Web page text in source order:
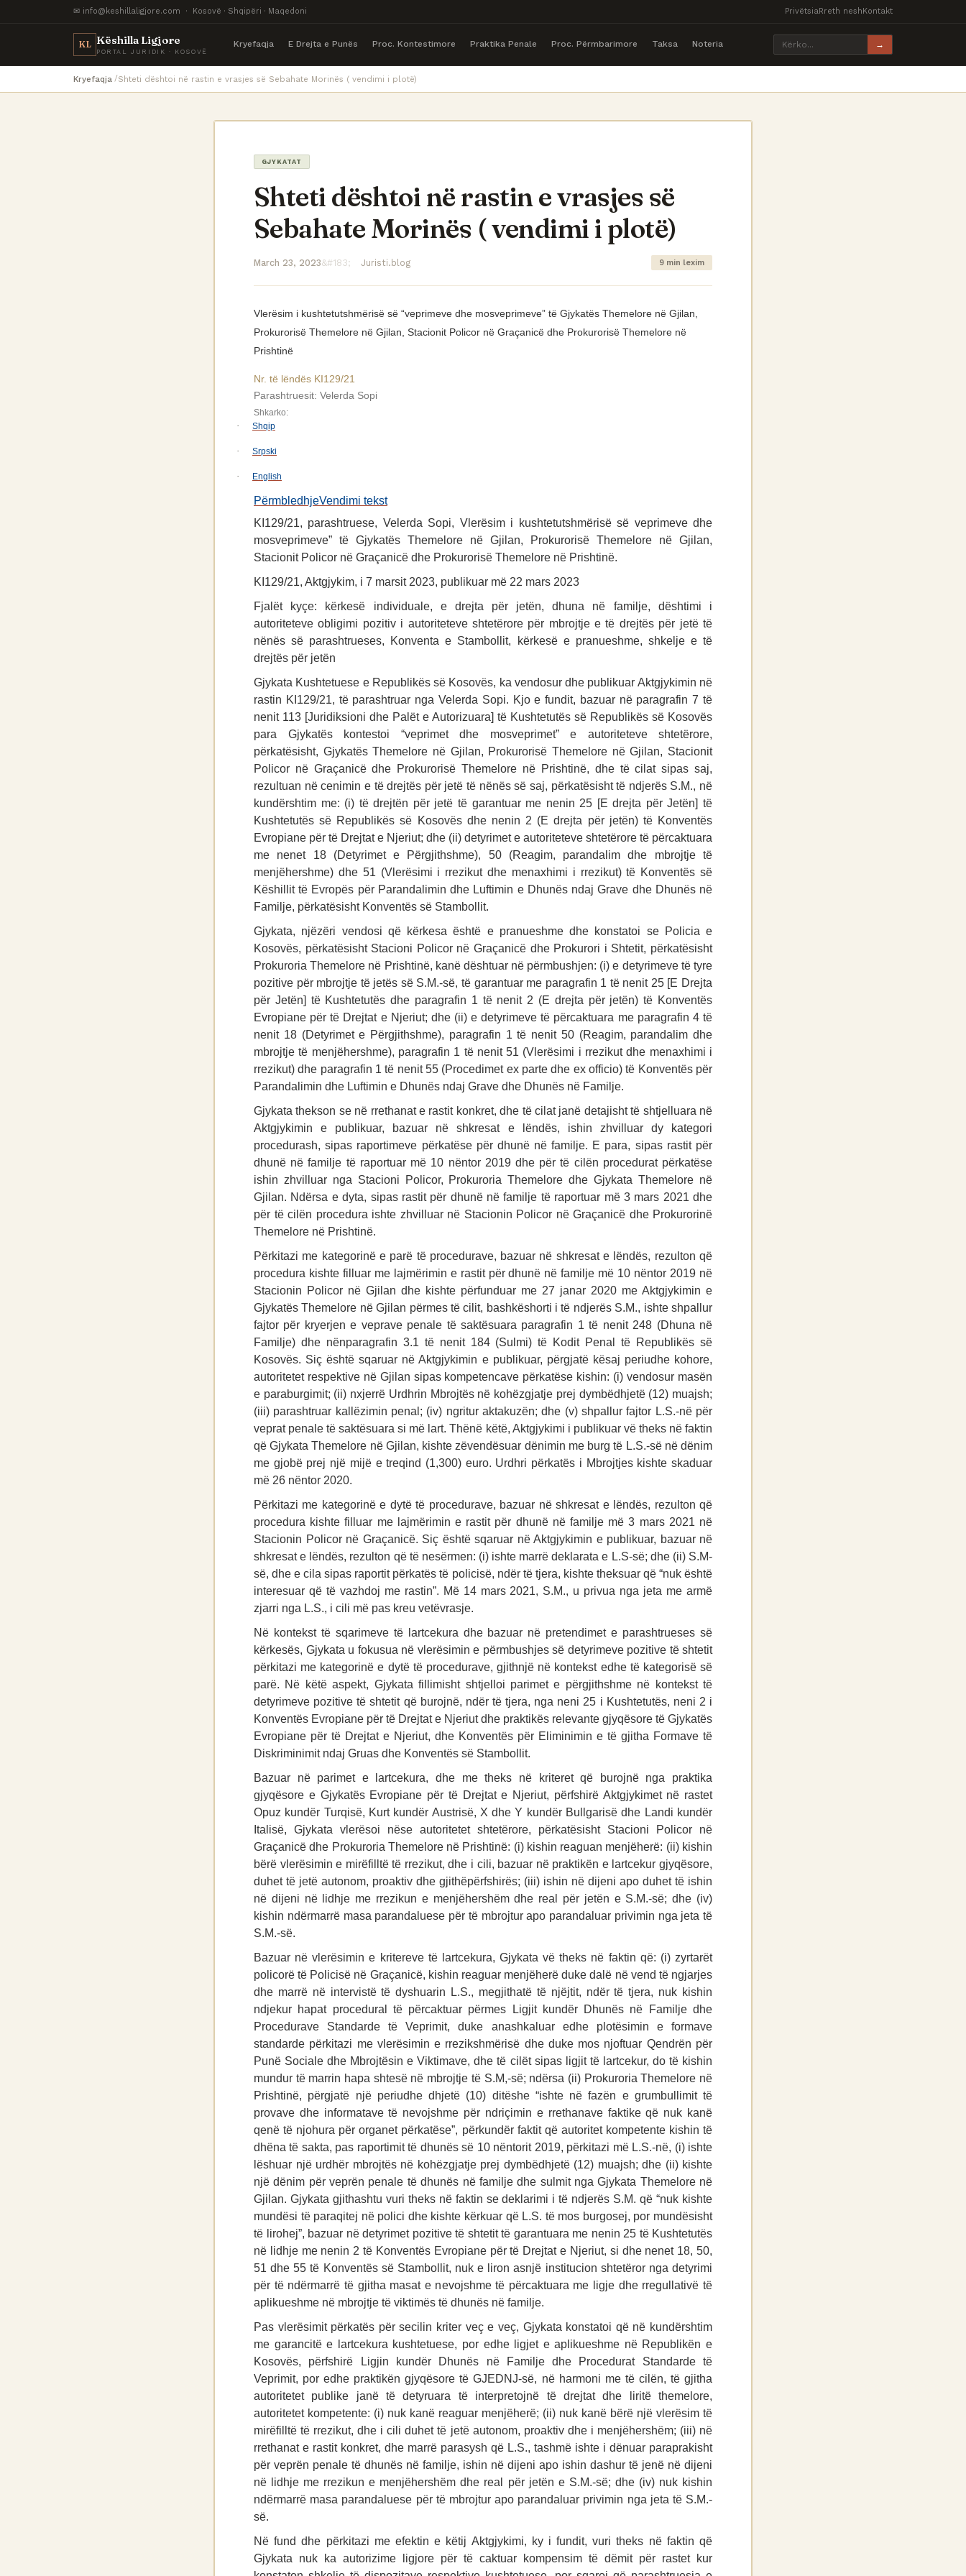
✉ info@keshillaligjore.com · Kosovë · Shqipëri · Maqedoni PrivëtsiaRreth neshKontakt
KL Këshilla Ligjore
PORTAL JURIDIK · KOSOVË
Kryefaqja E Drejta e Punës Proc. Kontestimore Praktika Penale Proc. Përmbarimore Taksa Noteria →
Kryefaqja Shteti dështoi në rastin e vrasjes së Sebahate Morinës ( vendimi i plotë)
GJYKATAT
Shteti dështoi në rastin e vrasjes së
Sebahate Morinës ( vendimi i plotë)
March 23, 2023 Juristi.blog 9 min lexim
Vlerësim i kushtetutshmërisë së “veprimeve dhe mosveprimeve” të Gjykatës Themelore në Gjilan,
Prokurorisë Themelore në Gjilan, Stacionit Policor në Graçanicë dhe Prokurorisë Themelore në
Prishtinë
Nr. të lëndës KI129/21
Parashtruesit: Velerda Sopi
Shkarko:
· Shqip
· Srpski
· English
PërmbledhjeVendimi tekst
KI129/21, parashtruese, Velerda Sopi, Vlerësim i kushtetutshmërisë së veprimeve dhe
mosveprimeve” të Gjykatës Themelore në Gjilan, Prokurorisë Themelore në Gjilan,
Stacionit Policor në Graçanicë dhe Prokurorisë Themelore në Prishtinë.
KI129/21, Aktgjykim, i 7 marsit 2023, publikuar më 22 mars 2023
Fjalët kyçe: kërkesë individuale, e drejta për jetën, dhuna në familje, dështimi i
autoriteteve obligimi pozitiv i autoriteteve shtetërore për mbrojtje e të drejtës për jetë të
nënës së parashtrueses, Konventa e Stambollit, kërkesë e pranueshme, shkelje e të
drejtës për jetën
Gjykata Kushtetuese e Republikës së Kosovës, ka vendosur dhe publikuar Aktgjykimin në
rastin KI129/21, të parashtruar nga Velerda Sopi. Kjo e fundit, bazuar në paragrafin 7 të
nenit 113 [Juridiksioni dhe Palët e Autorizuara] të Kushtetutës së Republikës së Kosovës
para Gjykatës kontestoi “veprimet dhe mosveprimet” e autoriteteve shtetërore,
përkatësisht, Gjykatës Themelore në Gjilan, Prokurorisë Themelore në Gjilan, Stacionit
Policor në Graçanicë dhe Prokurorisë Themelore në Prishtinë, dhe të cilat sipas saj,
rezultuan në cenimin e të drejtës për jetë të nënës së saj, përkatësisht të ndjerës S.M., në
kundërshtim me: (i) të drejtën për jetë të garantuar me nenin 25 [E drejta për Jetën] të
Kushtetutës së Republikës së Kosovës dhe nenin 2 (E drejta për jetën) të Konventës
Evropiane për të Drejtat e Njeriut; dhe (ii) detyrimet e autoriteteve shtetërore të përcaktuara
me nenet 18 (Detyrimet e Përgjithshme), 50 (Reagim, parandalim dhe mbrojtje të
menjëhershme) dhe 51 (Vlerësimi i rrezikut dhe menaxhimi i rrezikut) të Konventës së
Këshillit të Evropës për Parandalimin dhe Luftimin e Dhunës ndaj Grave dhe Dhunës në
Familje, përkatësisht Konventës së Stambollit.
Gjykata, njëzëri vendosi që kërkesa është e pranueshme dhe konstatoi se Policia e
Kosovës, përkatësisht Stacioni Policor në Graçanicë dhe Prokurori i Shtetit, përkatësisht
Prokuroria Themelore në Prishtinë, kanë dështuar në përmbushjen: (i) e detyrimeve të tyre
pozitive për mbrojtje të jetës së S.M.-së, të garantuar me paragrafin 1 të nenit 25 [E Drejta
për Jetën] të Kushtetutës dhe paragrafin 1 të nenit 2 (E drejta për jetën) të Konventës
Evropiane për të Drejtat e Njeriut; dhe (ii) e detyrimeve të përcaktuara me paragrafin 4 të
nenit 18 (Detyrimet e Përgjithshme), paragrafin 1 të nenit 50 (Reagim, parandalim dhe
mbrojtje të menjëhershme), paragrafin 1 të nenit 51 (Vlerësimi i rrezikut dhe menaxhimi i
rrezikut) dhe paragrafin 1 të nenit 55 (Procedimet ex parte dhe ex officio) të Konventës për
Parandalimin dhe Luftimin e Dhunës ndaj Grave dhe Dhunës në Familje.
Gjykata thekson se në rrethanat e rastit konkret, dhe të cilat janë detajisht të shtjelluara në
Aktgjykimin e publikuar, bazuar në shkresat e lëndës, ishin zhvilluar dy kategori
procedurash, sipas raportimeve përkatëse për dhunë në familje. E para, sipas rastit për
dhunë në familje të raportuar më 10 nëntor 2019 dhe për të cilën procedurat përkatëse
ishin zhvilluar nga Stacioni Policor, Prokuroria Themelore dhe Gjykata Themelore në
Gjilan. Ndërsa e dyta, sipas rastit për dhunë në familje të raportuar më 3 mars 2021 dhe
për të cilën procedura ishte zhvilluar në Stacionin Policor në Graçanicë dhe Prokurorinë
Themelore në Prishtinë.
Përkitazi me kategorinë e parë të procedurave, bazuar në shkresat e lëndës, rezulton që
procedura kishte filluar me lajmërimin e rastit për dhunë në familje më 10 nëntor 2019 në
Stacionin Policor në Gjilan dhe kishte përfunduar me 27 janar 2020 me Aktgjykimin e
Gjykatës Themelore në Gjilan përmes të cilit, bashkëshorti i të ndjerës S.M., ishte shpallur
fajtor për kryerjen e veprave penale të saktësuara paragrafin 1 të nenit 248 (Dhuna në
Familje) dhe nënparagrafin 3.1 të nenit 184 (Sulmi) të Kodit Penal të Republikës së
Kosovës. Siç është sqaruar në Aktgjykimin e publikuar, përgjatë kësaj periudhe kohore,
autoritetet respektive në Gjilan sipas kompetencave përkatëse kishin: (i) vendosur masën
e paraburgimit; (ii) nxjerrë Urdhrin Mbrojtës në kohëzgjatje prej dymbëdhjetë (12) muajsh;
(iii) parashtruar kallëzimin penal; (iv) ngritur aktakuzën; dhe (v) shpallur fajtor L.S.-në për
veprat penale të saktësuara si më lart. Thënë këtë, Aktgjykimi i publikuar vë theks në faktin
që Gjykata Themelore në Gjilan, kishte zëvendësuar dënimin me burg të L.S.-së në dënim
me gjobë prej një mijë e treqind (1,300) euro. Urdhri përkatës i Mbrojtjes kishte skaduar
më 26 nëntor 2020.
Përkitazi me kategorinë e dytë të procedurave, bazuar në shkresat e lëndës, rezulton që
procedura kishte filluar me lajmërimin e rastit për dhunë në familje më 3 mars 2021 në
Stacionin Policor në Graçanicë. Siç është sqaruar në Aktgjykimin e publikuar, bazuar në
shkresat e lëndës, rezulton që të nesërmen: (i) ishte marrë deklarata e L.S-së; dhe (ii) S.M-
së, dhe e cila sipas raportit përkatës të policisë, ndër të tjera, kishte theksuar që “nuk është
interesuar që të vazhdoj me rastin”. Më 14 mars 2021, S.M., u privua nga jeta me armë
zjarri nga L.S., i cili më pas kreu vetëvrasje.
Në kontekst të sqarimeve të lartcekura dhe bazuar në pretendimet e parashtrueses së
kërkesës, Gjykata u fokusua në vlerësimin e përmbushjes së detyrimeve pozitive të shtetit
përkitazi me kategorinë e dytë të procedurave, gjithnjë në kontekst edhe të kategorisë së
parë. Në këtë aspekt, Gjykata fillimisht shtjelloi parimet e përgjithshme në kontekst të
detyrimeve pozitive të shtetit që burojnë, ndër të tjera, nga neni 25 i Kushtetutës, neni 2 i
Konventës Evropiane për të Drejtat e Njeriut dhe praktikës relevante gjyqësore të Gjykatës
Evropiane për të Drejtat e Njeriut, dhe Konventës për Eliminimin e të gjitha Formave të
Diskriminimit ndaj Gruas dhe Konventës së Stambollit.
Bazuar në parimet e lartcekura, dhe me theks në kriteret që burojnë nga praktika
gjyqësore e Gjykatës Evropiane për të Drejtat e Njeriut, përfshirë Aktgjykimet në rastet
Opuz kundër Turqisë, Kurt kundër Austrisë, X dhe Y kundër Bullgarisë dhe Landi kundër
Italisë, Gjykata vlerësoi nëse autoritetet shtetërore, përkatësisht Stacioni Policor në
Graçanicë dhe Prokuroria Themelore në Prishtinë: (i) kishin reaguan menjëherë: (ii) kishin
bërë vlerësimin e mirëfilltë të rrezikut, dhe i cili, bazuar në praktikën e lartcekur gjyqësore,
duhet të jetë autonom, proaktiv dhe gjithëpërfshirës; (iii) ishin në dijeni apo duhet të ishin
në dijeni në lidhje me rrezikun e menjëhershëm dhe real për jetën e S.M.-së; dhe (iv)
kishin ndërmarrë masa parandaluese për të mbrojtur apo parandaluar privimin nga jeta të
S.M.-së.
Bazuar në vlerësimin e kritereve të lartcekura, Gjykata vë theks në faktin që: (i) zyrtarët
policorë të Policisë në Graçanicë, kishin reaguar menjëherë duke dalë në vend të ngjarjes
dhe marrë në intervistë të dyshuarin L.S., megjithatë të njëjtit, ndër të tjera, nuk kishin
ndjekur hapat procedural të përcaktuar përmes Ligjit kundër Dhunës në Familje dhe
Procedurave Standarde të Veprimit, duke anashkaluar edhe plotësimin e formave
standarde përkitazi me vlerësimin e rrezikshmërisë dhe duke mos njoftuar Qendrën për
Punë Sociale dhe Mbrojtësin e Viktimave, dhe të cilët sipas ligjit të lartcekur, do të kishin
mundur të marrin hapa shtesë në mbrojtje të S.M,-së; ndërsa (ii) Prokuroria Themelore në
Prishtinë, përgjatë një periudhe dhjetë (10) ditëshe “ishte në fazën e grumbullimit të
provave dhe informatave të nevojshme për ndriçimin e rrethanave faktike që nuk kanë
qenë të njohura për organet përkatëse”, përkundër faktit që autoritet kompetente kishin të
dhëna të sakta, pas raportimit të dhunës së 10 nëntorit 2019, përkitazi më L.S.-në, (i) ishte
lëshuar një urdhër mbrojtës në kohëzgjatje prej dymbëdhjetë (12) muajsh; dhe (ii) kishte
një dënim për veprën penale të dhunës në familje dhe sulmit nga Gjykata Themelore në
Gjilan. Gjykata gjithashtu vuri theks në faktin se deklarimi i të ndjerës S.M. që “nuk kishte
mundësi të paraqitej në polici dhe kishte kërkuar që L.S. të mos burgosej, por mundësisht
të lirohej”, bazuar në detyrimet pozitive të shtetit të garantuara me nenin 25 të Kushtetutës
në lidhje me nenin 2 të Konventës Evropiane për të Drejtat e Njeriut, si dhe nenet 18, 50,
51 dhe 55 të Konventës së Stambollit, nuk e liron asnjë institucion shtetëror nga detyrimi
për të ndërmarrë të gjitha masat e nevojshme të përcaktuara me ligje dhe rregullativë të
aplikueshme në mbrojtje të viktimës të dhunës në familje.
Pas vlerësimit përkatës për secilin kriter veç e veç, Gjykata konstatoi që në kundërshtim
me garancitë e lartcekura kushtetuese, por edhe ligjet e aplikueshme në Republikën e
Kosovës, përfshirë Ligjin kundër Dhunës në Familje dhe Procedurat Standarde të
Veprimit, por edhe praktikën gjyqësore të GJEDNJ-së, në harmoni me të cilën, të gjitha
autoritetet publike janë të detyruara të interpretojnë të drejtat dhe liritë themelore,
autoritetet kompetente: (i) nuk kanë reaguar menjëherë; (ii) nuk kanë bërë një vlerësim të
mirëfilltë të rrezikut, dhe i cili duhet të jetë autonom, proaktiv dhe i menjëhershëm; (iii) në
rrethanat e rastit konkret, dhe marrë parasysh që L.S., tashmë ishte i dënuar paraprakisht
për veprën penale të dhunës në familje, ishin në dijeni apo ishin dashur të jenë në dijeni
në lidhje me rrezikun e menjëhershëm dhe real për jetën e S.M.-së; dhe (iv) nuk kishin
ndërmarrë masa parandaluese për të mbrojtur apo parandaluar privimin nga jeta të S.M.-
së.
Në fund dhe përkitazi me efektin e këtij Aktgjykimi, ky i fundit, vuri theks në faktin që
Gjykata nuk ka autorizime ligjore për të caktuar kompensim të dëmit për rastet kur